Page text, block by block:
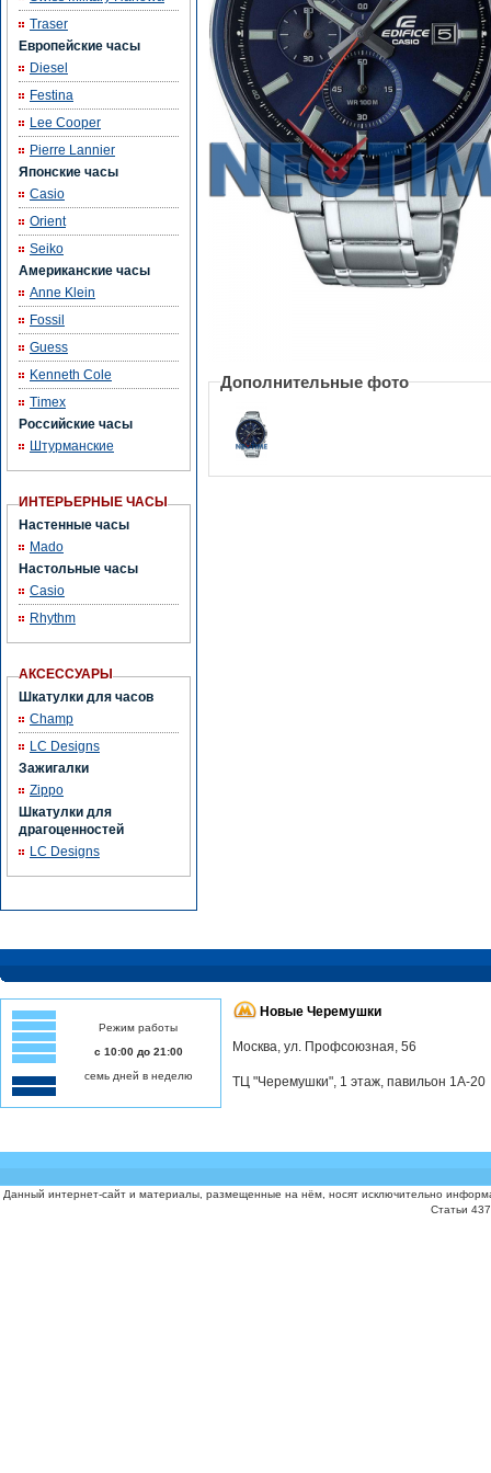
Traser
Европейские часы
Diesel
Festina
Lee Cooper
Pierre Lannier
Японские часы
Casio
Orient
Seiko
Американские часы
Anne Klein
Fossil
Guess
Kenneth Cole
Timex
Российские часы
Штурманские
ИНТЕРЬЕРНЫЕ ЧАСЫ
Настенные часы
Mado
Настольные часы
Casio
Rhythm
АКСЕССУАРЫ
Шкатулки для часов
Champ
LC Designs
Зажигалки
Zippo
Шкатулки для
драгоценностей
LC Designs
Дополнительные фото
Режим работы
с 10:00 до 21:00
семь дней в неделю
Новые Черемушки
Москва, ул. Профсоюзная, 56
ТЦ "Черемушки", 1 этаж, павильон 1А-20
Данный интернет-сайт и материалы, размещенные на нём, носят исключительно
Статьи